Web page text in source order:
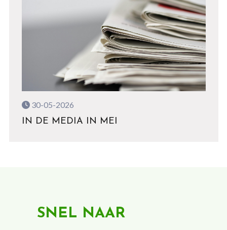
30-05-2026
IN DE MEDIA IN MEI
SNEL NAAR